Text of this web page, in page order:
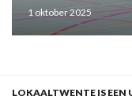
1 oktober 2025
LOKAALTWENTE IS EEN